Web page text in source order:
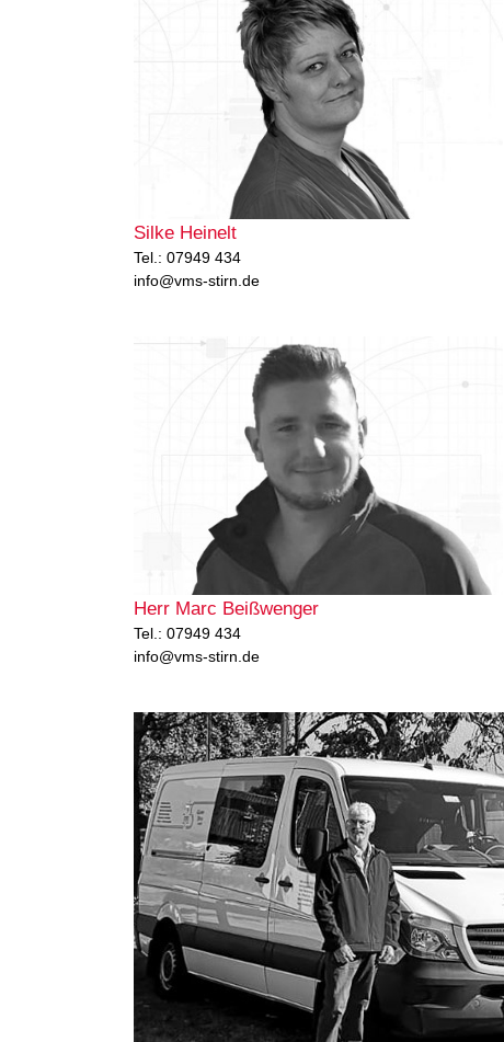
Silke Heinelt
Tel.: 07949 434
info@vms-stirn.de
Herr Marc Beißwenger
Tel.: 07949 434
info@vms-stirn.de